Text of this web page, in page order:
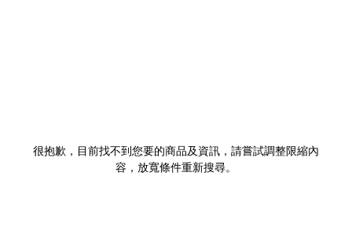
很抱歉，目前找不到您要的商品及資訊，請嘗試調整限縮內
容，放寬條件重新搜尋。